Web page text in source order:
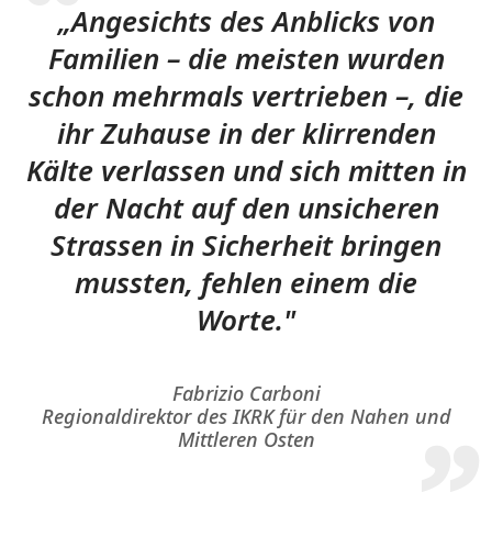
„Angesichts des Anblicks von
Familien – die meisten wurden
schon mehrmals vertrieben –, die
ihr Zuhause in der klirrenden
Kälte verlassen und sich mitten in
der Nacht auf den unsicheren
Strassen in Sicherheit bringen
mussten, fehlen einem die
Worte."
Fabrizio Carboni
Regionaldirektor des IKRK für den Nahen und
Mittleren Osten